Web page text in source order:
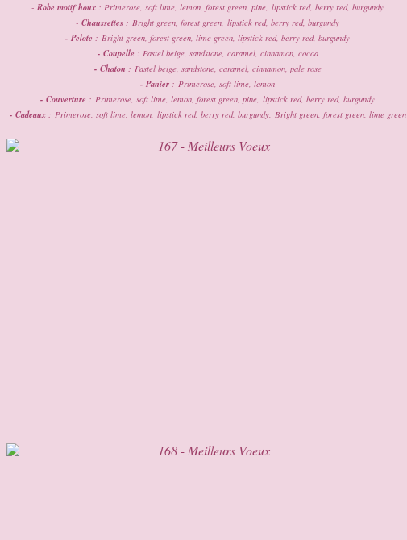
- Robe motif houx : Primerose, soft lime, lemon, forest green, pine, lipstick red, berry red, burgundy
- Chaussettes : Bright green, forest green, lipstick red, berry red, burgundy
- Pelote : Bright green, forest green, lime green, lipstick red, berry red, burgundy
- Coupelle : Pastel beige, sandstone, caramel, cinnamon, cocoa
- Chaton : Pastel beige, sandstone, caramel, cinnamon, pale rose
- Panier : Primerose, soft lime, lemon
- Couverture : Primerose, soft lime, lemon, forest green, pine, lipstick red, berry red, burgundy
- Cadeaux: Primerose, soft lime, lemon, lipstick red, berry red, burgundy, Bright green, forest green, lime green